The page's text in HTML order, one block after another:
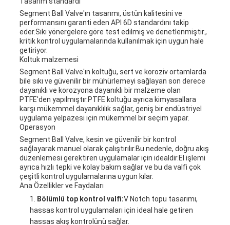
Segment Ball Valve'ın tasarımı, üstün kalitesini ve
performansını garanti eden API 6D standardını takip
eder.Sıkı yönergelere göre test edilmiş ve denetlenmiştir.,
kritik kontrol uygulamalarında kullanılmak için uygun hale
getiriyor.
Koltuk malzemesi
Segment Ball Valve'ın koltuğu, sert ve koroziv ortamlarda
bile sıkı ve güvenilir bir mühürlemeyi sağlayan son derece
dayanıklı ve korozyona dayanıklı bir malzeme olan
PTFE'den yapılmıştır.PTFE koltuğu ayrıca kimyasallara
karşı mükemmel dayanıklılık sağlar, geniş bir endüstriyel
uygulama yelpazesi için mükemmel bir seçim yapar.
Operasyon
Segment Ball Valve, kesin ve güvenilir bir kontrol
sağlayarak manuel olarak çalıştırılır.Bu nedenle, doğru akış
düzenlemesi gerektiren uygulamalar için idealdir.El işlemi
ayrıca hızlı tepki ve kolay bakım sağlar ve bu da valfi çok
çeşitli kontrol uygulamalarına uygun kılar.
Ana Özellikler ve Faydaları
Bölümlü top kontrol valfi:V Notch topu tasarımı,
hassas kontrol uygulamaları için ideal hale getiren
hassas akış kontrolünü sağlar.